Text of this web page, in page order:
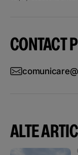
CONTACT
ALTE